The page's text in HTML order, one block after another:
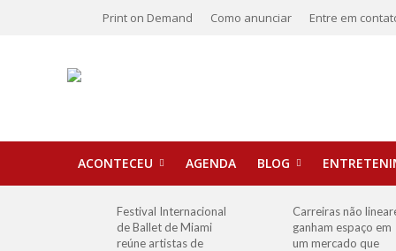
Print on Demand Como anunciar Entre em
ACONTECEU AGENDA BLOG
Festival Internacional
de Ballet de Miami
reúne artistas de
Carreiras não
ganham espaço em
um mercado que